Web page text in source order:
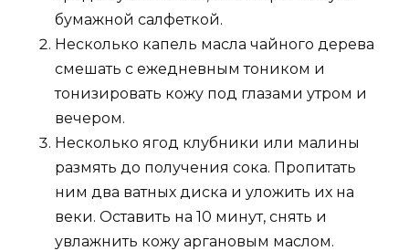
бумажной салфеткой.
Несколько капель масла чайного дерева
смешать с ежедневным тоником и
тонизировать кожу под глазами утром и
вечером.
Несколько ягод клубники или малины
размять до получения сока. Пропитать
ним два ватных диска и уложить их на
веки. Оставить на 10 минут, снять и
увлажнить кожу аргановым маслом.